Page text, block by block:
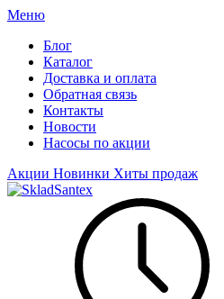
Меню
Блог
Каталог
Доставка и оплата
Обратная связь
Контакты
Новости
Насосы по акции
Акции Новинки Хиты продаж